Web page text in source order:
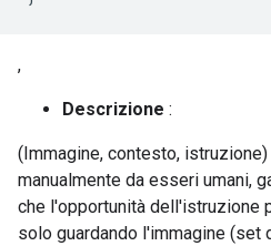
,
Descrizione :
(Immagine, contesto,
manualmente da esseri umani,
che l'opportunità dell'istruzione
solo guardando l'immagine (set